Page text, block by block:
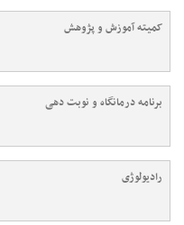
کمیته آموزش و پژوهش
برنامه درمانگاه و نوبت دهی
رادیولوژی